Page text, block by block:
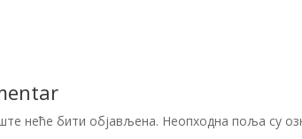
неће бити објављена. Неопходна поља су